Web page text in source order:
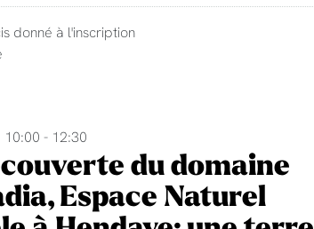
donné à l'inscription
10:00 - 12:30
du domaine
Espace Naturel